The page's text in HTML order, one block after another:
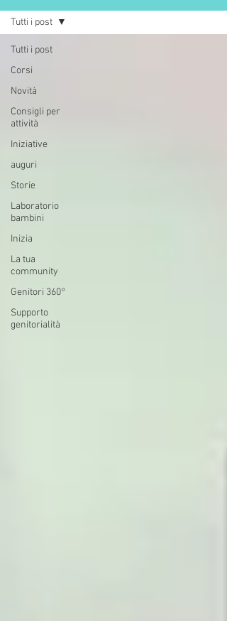
Tutti i post
Corsi
Novità
Consigli per
attività
Iniziative
auguri
Storie
Laboratorio
bambini
Inizia
La tua
community
Genitori 360°
Supporto
genitorialità
Tutti i post